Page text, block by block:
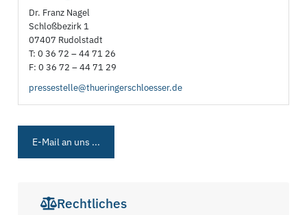
Dr. Franz Nagel
Schloßbezirk 1
07407 Rudolstadt
T: 0 36 72 – 44 71 26
F: 0 36 72 – 44 71 29
pressestelle@thueringerschloesser.de
E-Mail an uns ...
Rechtliches